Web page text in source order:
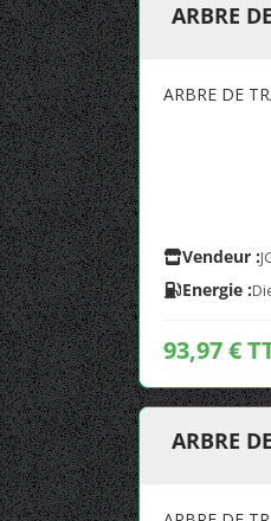
ARBRE
ARBRE DE
Vendeur :
Energie :
93,97 €
ARBRE